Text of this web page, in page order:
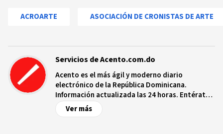
ACROARTE ASOCIACIÓN DE CRONISTAS DE ARTE
Servicios de Acento.com.do
Acento es el más ágil y moderno diario
electrónico de la República Dominicana.
Información actualizada las 24 horas. Entérate
de las noticias y sucesos más importantes a
nivel nacional e internacional, videos y fotos
Ver más